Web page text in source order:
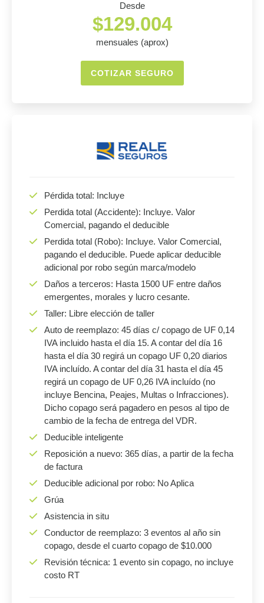
Desde
$129.004
mensuales (aprox)
COTIZAR SEGURO
Pérdida total: Incluye
Perdida total (Accidente): Incluye. Valor
Comercial, pagando el deducible
Perdida total (Robo): Incluye. Valor Comercial,
pagando el deducible. Puede aplicar deducible
adicional por robo según marca/modelo
Daños a terceros: Hasta 1500 UF entre daños
emergentes, morales y lucro cesante.
Taller: Libre elección de taller
Auto de reemplazo: 45 días c/ copago de UF 0,14
IVA incluido hasta el día 15. A contar del día 16
hasta el día 30 regirá un copago UF 0,20 diarios
IVA incluído. A contar del día 31 hasta el día 45
regirá un copago de UF 0,26 IVA incluído (no
incluye Bencina, Peajes, Multas o Infracciones).
Dicho copago será pagadero en pesos al tipo de
cambio de la fecha de entrega del VDR.
Deducible inteligente
Reposición a nuevo: 365 días, a partir de la fecha
de factura
Deducible adicional por robo: No Aplica
Grúa
Asistencia in situ
Conductor de reemplazo: 3 eventos al año sin
copago, desde el cuarto copago de $10.000
Revisión técnica: 1 evento sin copago, no incluye
costo RT